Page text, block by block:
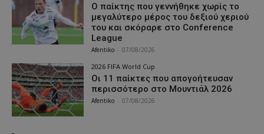
Ο παίκτης που γεννήθηκε χωρίς το
μεγαλύτερο μέρος του δεξιού χεριού
του και σκόραρε στο Conference
League
Afentiko 07/08/2026
2026 FIFA World Cup
Οι 11 παίκτες που απογοήτευσαν
περισσότερο στο Μουντιάλ 2026
Afentiko 07/08/2026